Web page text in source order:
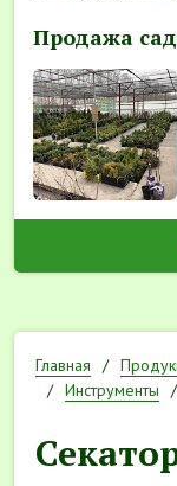
Продажа
Главная
Инструменты